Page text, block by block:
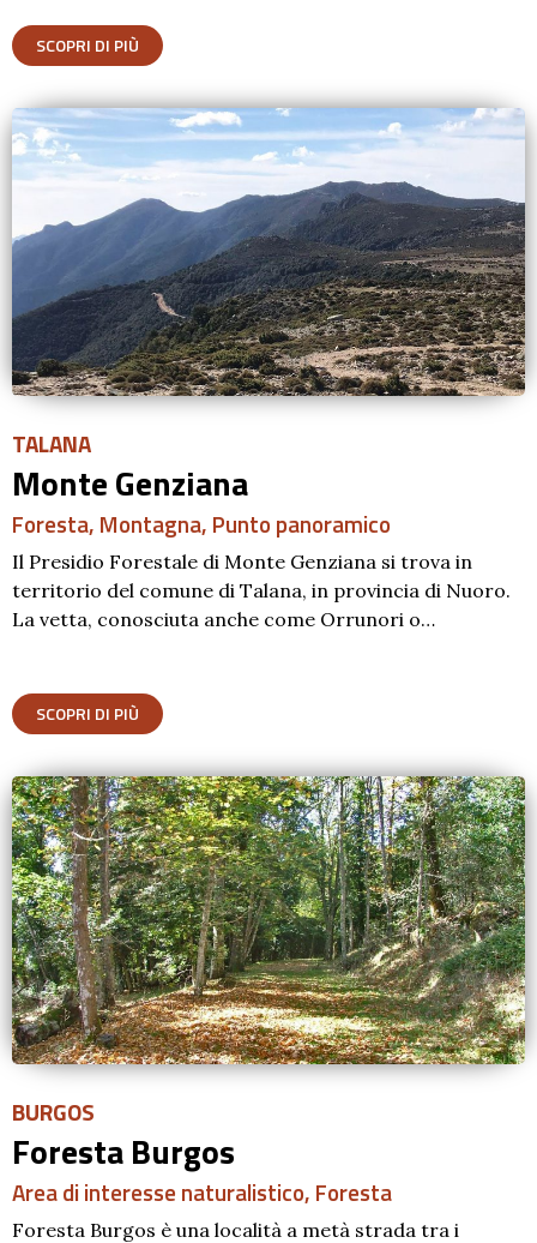
SCOPRI DI PIÙ
TALANA
Monte Genziana
Foresta, Montagna, Punto panoramico
Il Presidio Forestale di Monte Genziana si trova in
territorio del comune di Talana, in provincia di Nuoro.
La vetta, conosciuta anche come Orrunori o…
SCOPRI DI PIÙ
BURGOS
Foresta Burgos
Area di interesse naturalistico, Foresta
Foresta Burgos è una località a metà strada tra i